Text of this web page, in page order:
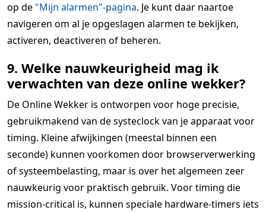
op de "Mijn alarmen"-pagina. Je kunt daar naartoe
navigeren om al je opgeslagen alarmen te bekijken,
activeren, deactiveren of beheren.
9. Welke nauwkeurigheid mag ik
verwachten van deze online wekker?
De Online Wekker is ontworpen voor hoge precisie,
gebruikmakend van de systeclock van je apparaat voor
timing. Kleine afwijkingen (meestal binnen een
seconde) kunnen voorkomen door browserverwerking
of systeembelasting, maar is over het algemeen zeer
nauwkeurig voor praktisch gebruik. Voor timing die
mission-critical is, kunnen speciale hardware-timers iets